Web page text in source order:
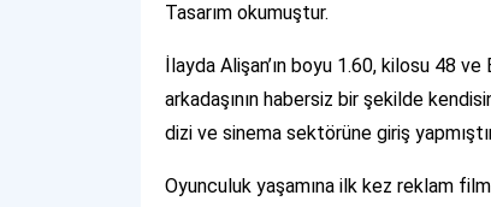
Tasarım okumuştur.
İlayda Alişan’ın boyu 1.60, kilosu 48 ve
arkadaşının habersiz bir şekilde
dizi ve sinema sektörüne giriş
Oyunculuk yaşamına ilk kez reklam